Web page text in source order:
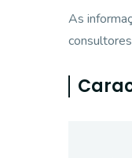
As